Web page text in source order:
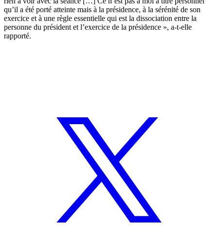
qu’il a été porté atteinte mais à la présidence, à la sérénité de son
exercice et à une règle essentielle qui est la dissociation entre la
personne du président et l’exercice de la présidence », a-t-elle
rapporté.